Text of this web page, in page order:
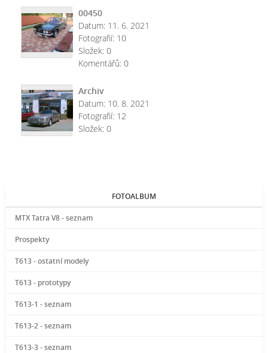
00450
Datum: 11. 6. 2021
Fotografií: 10
Složek: 0
Komentářů: 0
Archiv
Datum: 10. 8. 2021
Fotografií: 12
Složek: 0
FOTOALBUM
MTX Tatra V8 - seznam
Prospekty
T613 - ostatní modely
T613 - prototypy
T613-1 - seznam
T613-2 - seznam
T613-3 - seznam